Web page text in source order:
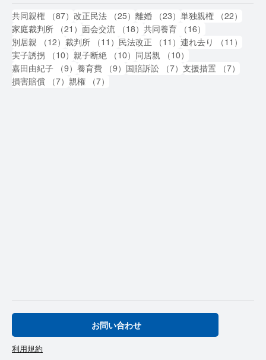
共同親権 （87） 87件の記事
改正民法 （25） 25件の記事
離婚 （23） 23件の記事
単独親権 （22）
家庭裁判所
（21） 21件の記事
面会交流 （18） 18件の記事
共同養育 （16）
別居親
（12） 12件の記事
裁判所 （11） 11件の記事
民法改正 （11） 11件の記事
連れ去り （11）
実子誘拐
（10） 10件の記事
親子断絶 （10） 10件の記事
同居親 （10）
嘉田由紀子
（9） 9件の記事
養育費 （9） 9件の記事
国賠訴訟 （7） 7件の記事
支援措置 （7）
損害賠償
（7） 7件の記事
親権 （7）
お問い合わせ
利用規約